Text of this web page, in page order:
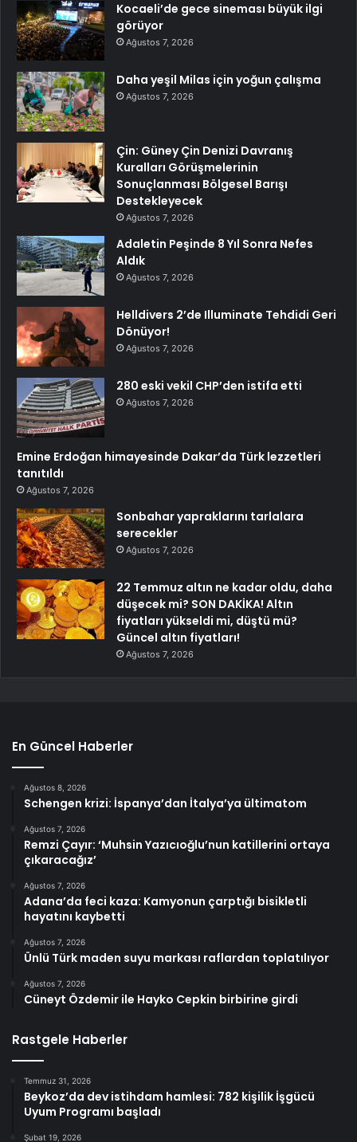
Kocaeli’de gece sineması büyük ilgi
görüyor
Ağustos 7, 2026
Daha yeşil Milas için yoğun çalışma
Ağustos 7, 2026
Çin: Güney Çin Denizi Davranış
Kuralları Görüşmelerinin
Sonuçlanması Bölgesel Barışı
Destekleyecek
Ağustos 7, 2026
Adaletin Peşinde 8 Yıl Sonra Nefes
Aldık
Ağustos 7, 2026
Helldivers 2’de Illuminate Tehdidi Geri
Dönüyor!
Ağustos 7, 2026
280 eski vekil CHP’den istifa etti
Ağustos 7, 2026
Emine Erdoğan himayesinde Dakar’da Türk lezzetleri
tanıtıldı
Ağustos 7, 2026
Sonbahar yapraklarını tarlalara
serecekler
Ağustos 7, 2026
22 Temmuz altın ne kadar oldu, daha
düşecek mi? SON DAKİKA! Altın
fiyatları yükseldi mi, düştü mü?
Güncel altın fiyatları!
Ağustos 7, 2026
En Güncel Haberler
Ağustos 8, 2026
Schengen krizi: İspanya’dan İtalya’ya ültimatom
Ağustos 7, 2026
Remzi Çayır: ‘Muhsin Yazıcıoğlu’nun katillerini ortaya
çıkaracağız’
Ağustos 7, 2026
Adana’da feci kaza: Kamyonun çarptığı bisikletli
hayatını kaybetti
Ağustos 7, 2026
Ünlü Türk maden suyu markası raflardan toplatılıyor
Ağustos 7, 2026
Cüneyt Özdemir ile Hayko Cepkin birbirine girdi
Rastgele Haberler
Temmuz 31, 2026
Beykoz’da dev istihdam hamlesi: 782 kişilik İşgücü
Uyum Programı başladı
Şubat 19, 2026